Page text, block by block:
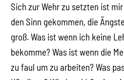
Sich zur Wehr zu setzten ist
den Sinn gekommen, die
groß. Was ist wenn ich keine
bekomme? Was ist wenn die
zu faul um zu arbeiten? Was